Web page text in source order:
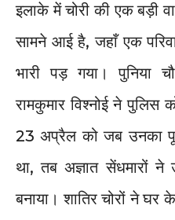
इलाके में चोरी की एक
सामने आई है, जहाँ एक
भारी पड़ गया। पुनिया
रामकुमार विश्नोई ने पुलिस
23 अप्रैल को जब उनका
था, तब अज्ञात सेंधमारों
बनाया। शातिर चोरों ने घर